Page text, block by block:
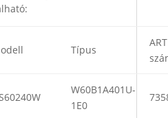
Típus
ART
W60B1A401U-
1E0